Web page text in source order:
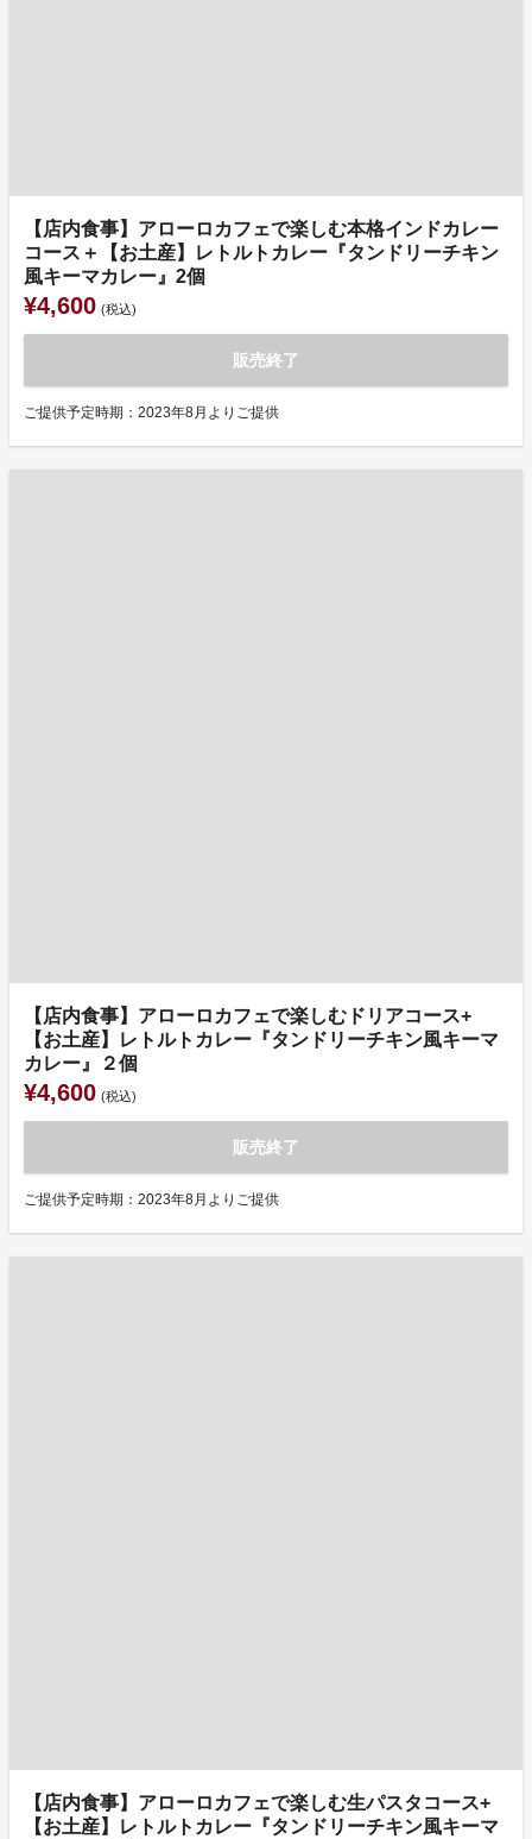
【店内食事】アローロカフェで楽しむ本格インドカレー
コース＋【お土産】レトルトカレー『タンドリーチキン
風キーマカレー』2個
¥4,600 (税込)
販売終了
ご提供予定時期：2023年8月よりご提供
【店内食事】アローロカフェで楽しむドリアコース+
【お土産】レトルトカレー『タンドリーチキン風キーマ
カレー』２個
¥4,600 (税込)
販売終了
ご提供予定時期：2023年8月よりご提供
【店内食事】アローロカフェで楽しむ生パスタコース+
【お土産】レトルトカレー『タンドリーチキン風キーマ